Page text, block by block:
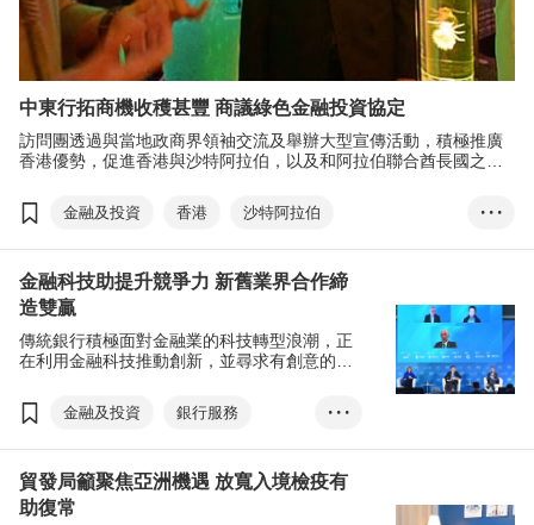
中東行拓商機收穫甚豐 商議綠色金融投資協定
訪問團透過與當地政商界領袖交流及舉辦大型宣傳活動，積極推廣
香港優勢，促進香港與沙特阿拉伯，以及和阿拉伯聯合酋長國之間
內地及國際商貿門戶和面向全球的亞洲領先商業和投資樞紐的角
色。
金融及投資 香港
沙特阿拉伯
阿拉伯聯合酋長國
中國內地
沙特阿拉伯
訪問團
一帶一路 金融貿易
智慧城市
林建岳
李家超
• • •
金融科技助提升競爭力 新舊業界合作締
造雙贏
傳統銀行積極面對金融業的科技轉型浪潮，正
在利用金融科技推動創新，並尋求有創意的新
年首個大型金融盛事「亞洲金融論壇」（1月
11日至12日）中備受關注。
金融及投資
銀行服務
香港
金融科技
初創公司
亞洲金融論壇
• • •
貿發局籲聚焦亞洲機遇 放寬入境檢疫有
助復常